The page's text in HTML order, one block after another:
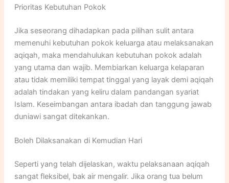
Prioritas Kebutuhan Pokok
Jika seseorang dihadapkan pada pilihan sulit antara
memenuhi kebutuhan pokok keluarga atau melaksanakan
aqiqah, maka mendahulukan kebutuhan pokok adalah
yang utama dan wajib. Membiarkan keluarga kelaparan
atau tidak memiliki tempat tinggal yang layak demi aqiqah
adalah tindakan yang keliru dalam pandangan syariat
Islam. Keseimbangan antara ibadah dan tanggung jawab
duniawi sangat ditekankan.
Boleh Dilaksanakan di Kemudian Hari
Seperti yang telah dijelaskan, waktu pelaksanaan aqiqah
sangat fleksibel, bak air mengalir. Jika orang tua belum